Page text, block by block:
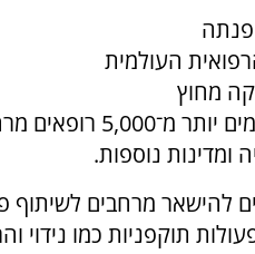
פנתה
העולמית
מחוץ
לרפואה. לפנייה צורפה
ומדינות נוספות.
להישאר מרחבים לשיתוף
תוקפניות כמו